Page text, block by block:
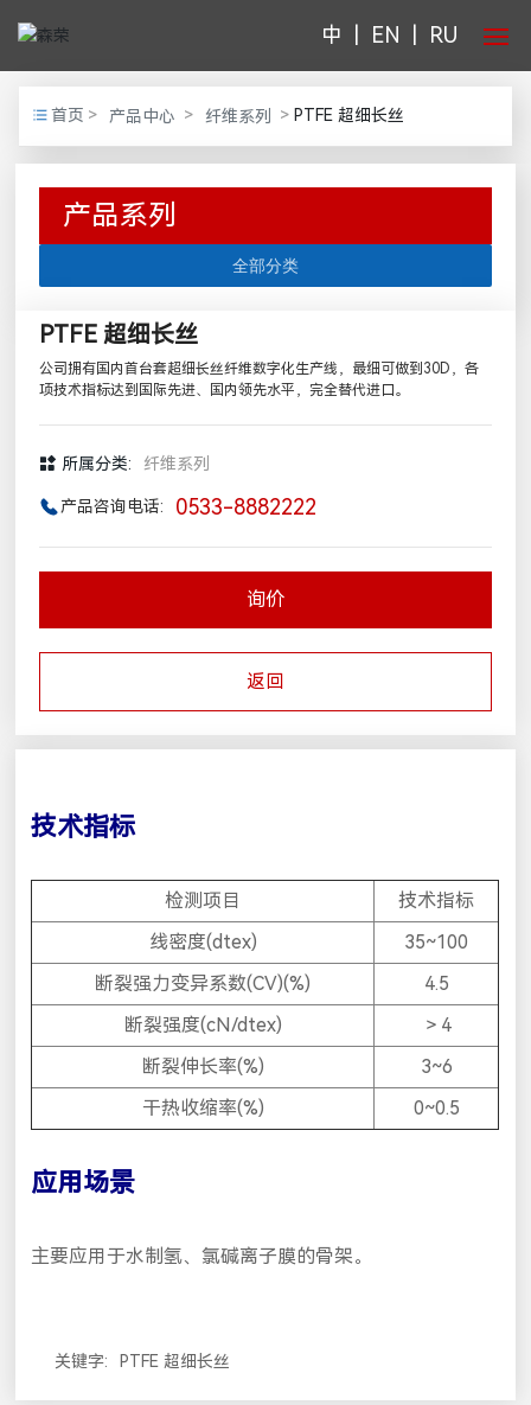
首页
走进森荣
产品中心
新闻中心
中 EN RU
首页 产品中心 纤维系列 PTFE 超细长丝
产品系列
全部分类
PTFE 超细长丝
公司拥有国内首台套超细长丝纤维数字化生产线，最细可做到30D，各
项技术指标达到国际先进、国内领先水平，完全替代进口。
所属分类: 纤维系列
产品咨询电话: 0533-8882222
询价
返回
技术指标
检测项目
技术指标
线密度(dtex)
35~100
断裂强力变异系数(CV)(%)
4.5
断裂强度(cN/dtex)
＞4
断裂伸长率(%)
3~6
干热收缩率(%)
0~0.5
应用场景
主要应用于水制氢、氯碱离子膜的骨架。
关键字: PTFE 超细长丝